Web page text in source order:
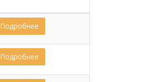
Подробнее
Подробнее